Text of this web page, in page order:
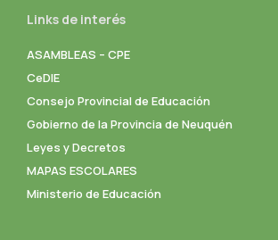
Links de interés
ASAMBLEAS – CPE
CeDIE
Consejo Provincial de Educación
Gobierno de la Provincia de Neuquén
Leyes y Decretos
MAPAS ESCOLARES
Ministerio de Educación